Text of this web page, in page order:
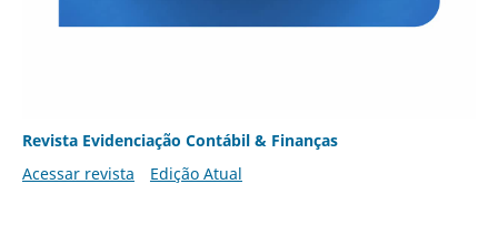
Revista Evidenciação Contábil & Finanças
Acessar revista
Edição Atual